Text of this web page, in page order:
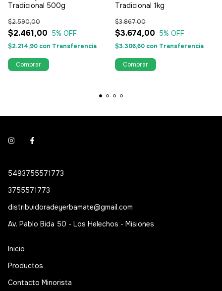
Tradicional 500g
$2.461,00
$2.590,00
5% OFF
$2.214,90 con Transferencia
Tradicional 1kg
$3.674,00
$3.867,00
5% OFF
$3.306,60 con Transferencia
5493755571773
3755571773
distribuidoradeyerbamate@gmail.com
Av. Pablo Bida 50 - Los Helechos - Misiones
Inicio
Productos
Contacto Minorista